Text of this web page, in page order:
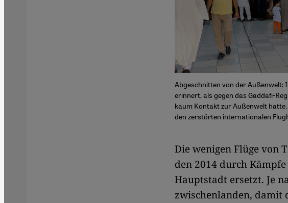
Abgeschnitten von der Außenwelt:
erinnert, als gegen das Gaddafi-
kaum Kontakt zur Außenwelt
den zerstörten internationalen
Die wenigen Flüge
den 2014 durch
Hauptstadt ersetzt. Je
zwischenlanden, damit